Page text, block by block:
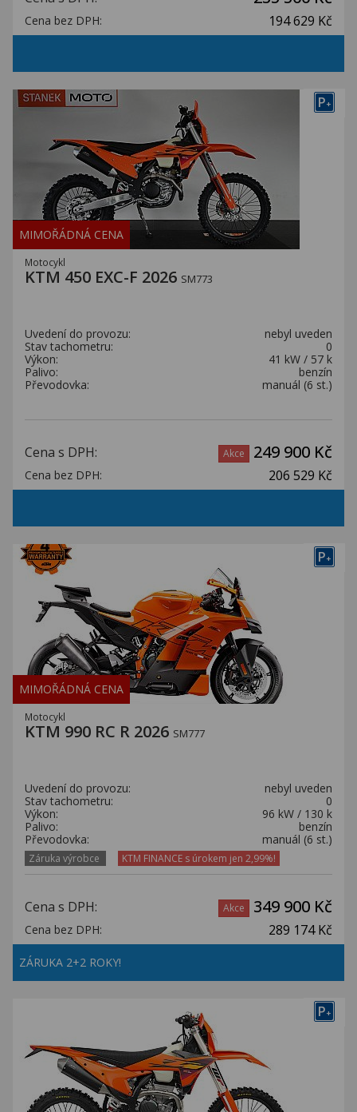
Cena bez DPH: 194 629 Kč
P+
MIMOŘÁDNÁ CENA
Motocykl
KTM 450 EXC-F 2026 SM773
Uvedení do provozu:
nebyl uveden
Stav tachometru:
0
Výkon:
41 kW / 57 k
Palivo:
benzín
Převodovka:
manuál (6 st.)
Cena s DPH: Akce 249 900 Kč
Cena bez DPH: 206 529 Kč
P+
MIMOŘÁDNÁ CENA
Motocykl
KTM 990 RC R 2026 SM777
Uvedení do provozu:
nebyl uveden
Stav tachometru:
0
Výkon:
96 kW / 130 k
Palivo:
benzín
Převodovka:
manuál (6 st.)
Záruka výrobce KTM FINANCE s úrokem jen 2,99%!
Cena s DPH: Akce 349 900 Kč
Cena bez DPH: 289 174 Kč
ZÁRUKA 2+2 ROKY!
P+